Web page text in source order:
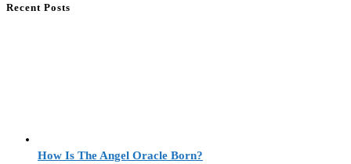
Recent Posts
How Is The Angel Oracle Born?